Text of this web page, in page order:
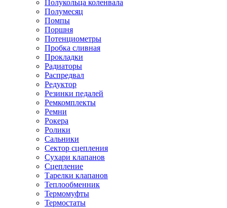
Полукольца коленвала
Полумесяц
Помпы
Поршня
Потенциометры
Пробка сливная
Прокладки
Радиаторы
Распредвал
Редуктор
Резинки педалей
Ремкомплекты
Ремни
Рокера
Ролики
Сальники
Сектор сцепления
Сухари клапанов
Сцепление
Тарелки клапанов
Теплообменник
Термомуфты
Термостаты